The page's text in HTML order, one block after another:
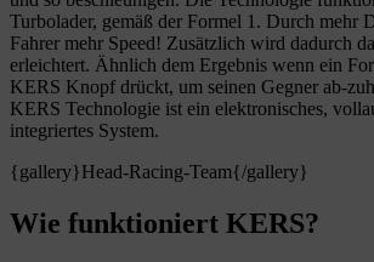
Turbolader, gemäß der Formel 1. Durch mehr
Fahrer mehr Speed! Zusätzlich wird dadurch
erleichtert. Ähnlich dem Ergebnis wenn ein
KERS Knopf drückt, um seinen Gegner ab-
KERS Technologie ist ein elektronisches,
integriertes System.
{gallery}Head-Racing-Team{/gallery}
Wie funktioniert KERS?